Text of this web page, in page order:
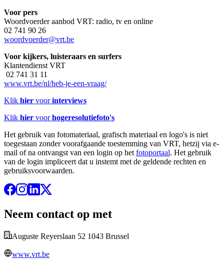
Voor pers
Woordvoerder aanbod VRT: radio, tv en online
02 741 90 26
woordvoerder@vrt.be
Voor kijkers, luisteraars en surfers
Klantendienst VRT
02 741 31 11
www.vrt.be/nl/heb-je-een-vraag/
Klik hier voorinterviews
Klik hier voorhogeresolutiefoto's
Het gebruik van fotomateriaal, grafisch materiaal en logo's is niet
toegestaan zonder voorafgaande toestemming van VRT, hetzij via e-
mail of na ontvangst van een login op het fotoportaal. Het gebruik
van de login impliceert dat u instemt met de geldende rechten en
gebruiksvoorwaarden.
Neem contact op met
Auguste Reyerslaan 52 1043 Brussel
www.vrt.be